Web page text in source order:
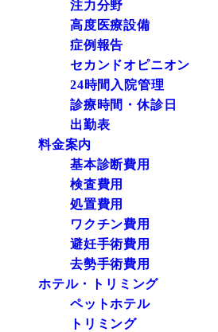
注力分野
高度医療設備
症例報告
セカンドオピニオン
24時間入院管理
診療時間・休診日
出勤表
料金案内
基本診断費用
検査費用
処置費用
ワクチン費用
避妊手術費用
去勢手術費用
ホテル・トリミング
ペットホテル
トリミング